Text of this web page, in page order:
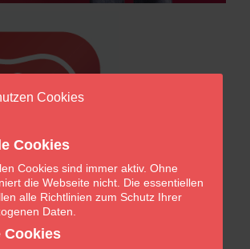
Cookies
Cookies
Cookies sind immer aktiv. Ohne
die Webseite nicht. Die essentiellen
alle Richtlinien zum Schutz Ihrer
Daten.
Cookies